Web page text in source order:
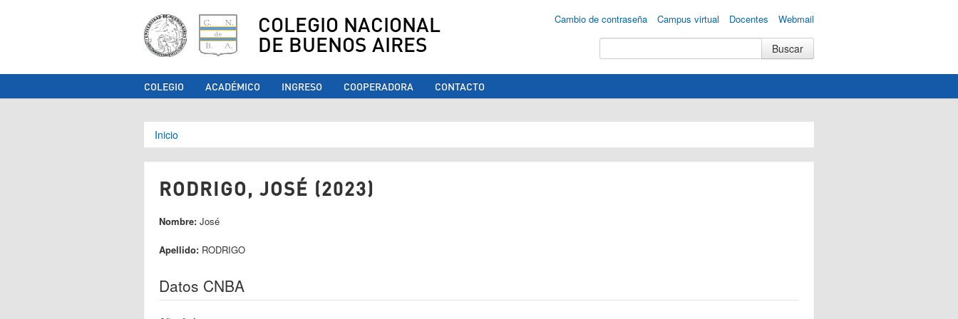
COLEGIO NACIONAL
DE BUENOS AIRES
Cambio de contraseña Campus virtual Docentes Webmail
COLEGIO ACADÉMICO INGRESO COOPERADORA CONTACTO
Se encuentra usted aquí
Inicio
RODRIGO, JOSÉ (2023)
Nombre: José
Apellido: RODRIGO
Datos CNBA